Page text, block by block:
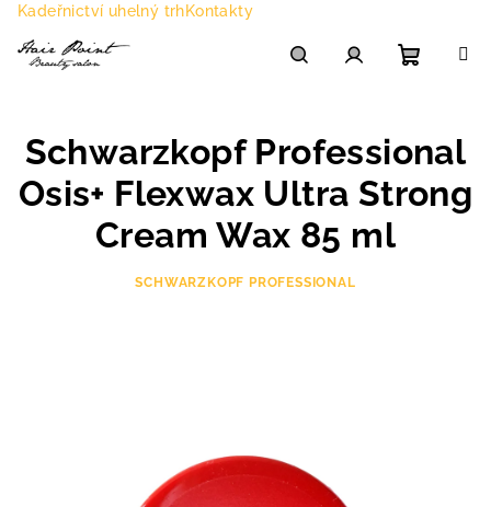
Přejít
obsah
Kadeřnictví uhelný trhKontakty
košík
Schwarzkopf Professional
Osis+ Flexwax Ultra Strong
Cream Wax 85 ml
SCHWARZKOPF PROFESSIONAL